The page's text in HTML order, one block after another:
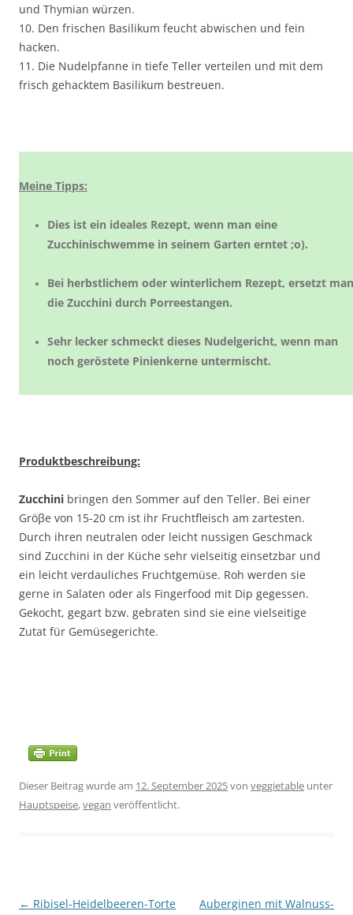
und Thymian würzen.
10. Den frischen Basilikum feucht abwischen und fein
hacken.
11. Die Nudelpfanne in tiefe Teller verteilen und mit dem
frisch gehacktem Basilikum bestreuen.
Meine Tipps:
Dies ist ein ideales Rezept, wenn man eine
Zucchinischwemme in seinem Garten erntet ;o).
Bei herbstlichem oder winterlichem Rezept, ersetzt man
die Zucchini durch Porreestangen.
Sehr lecker schmeckt dieses Nudelgericht, wenn man
noch geröstete Pinienkerne untermischt.
Produktbeschreibung:
Zucchini bringen den Sommer auf den Teller. Bei einer
Gröβe von 15-20 cm ist ihr Fruchtfleisch am zartesten.
Durch ihren neutralen oder leicht nussigen Geschmack
sind Zucchini in der Küche sehr vielseitig einsetzbar und
ein leicht verdauliches Fruchtgemüse. Roh werden sie
gerne in Salaten oder als Fingerfood mit Dip gegessen.
Gekocht, gegart bzw. gebraten sind sie eine vielseitige
Zutat für Gemüsegerichte.
Dieser Beitrag wurde am 12. September 2025von veggietable unter
Hauptspeise,vegan veröffentlicht.
Beitragsnavigation
← Ribisel-Heidelbeeren-Torte Auberginen mit Walnuss-